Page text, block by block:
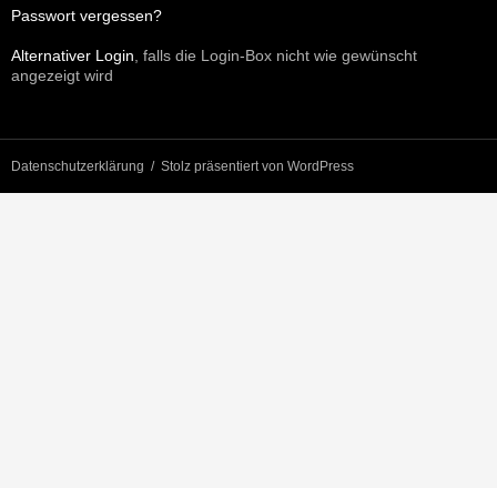
Passwort vergessen?
Alternativer Login , falls die Login-Box nicht wie gewünscht
angezeigt wird
Datenschutzerklärung Stolz präsentiert von WordPress